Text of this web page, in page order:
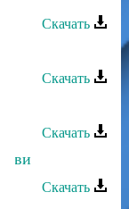
Скачать
Скачать
Скачать
Скачать